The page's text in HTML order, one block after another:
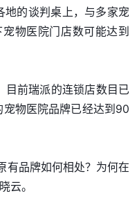
的谈判桌上，与多家宠
物医院门店数可能达到
前瑞派的连锁店数目已
物医院品牌已经达到90
有品牌如何相处？为何在
云。